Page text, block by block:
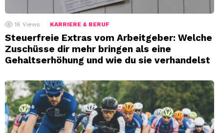
16 Views KARRIERE & BERUF
Steuerfreie Extras vom Arbeitgeber: Welche
Zuschüsse dir mehr bringen als eine
Gehaltserhöhung und wie du sie verhandelst